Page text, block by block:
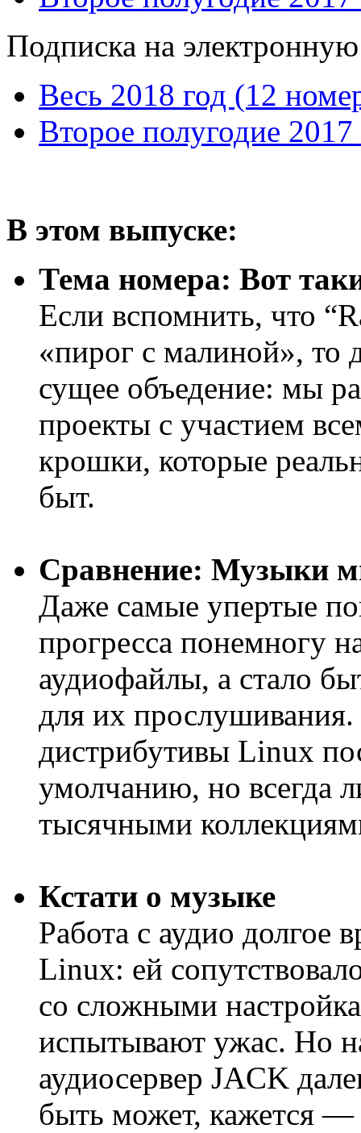
Подписка на
Весь 2018 год (12
Второе полугодие
В этом выпуске:
Тема номера: Вот
Если вспомнить, что
«пирог с малиной»,
сущее объедение: мы
проекты с участием
крошки, которые
быт.
Сравнение: Музыки
Даже самые упертые
прогресса понемногу
аудиофайлы, а стало
для их прослушивания.
дистрибутивы Linux
умолчанию, но всегда
тысячными
Кстати о музыке
Работа с аудио долгое
Linux: ей
со сложными
испытывают ужас. Но
аудиосервер JACK
быть может, кажется —